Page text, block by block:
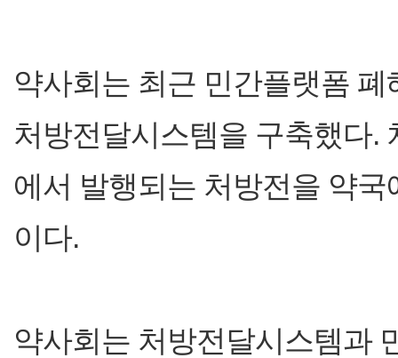
약사회는 최근 민간플랫폼
처방전달시스템을 구축했다.
에서 발행되는 처방전을 약
이다.
약사회는 처방전달시스템과